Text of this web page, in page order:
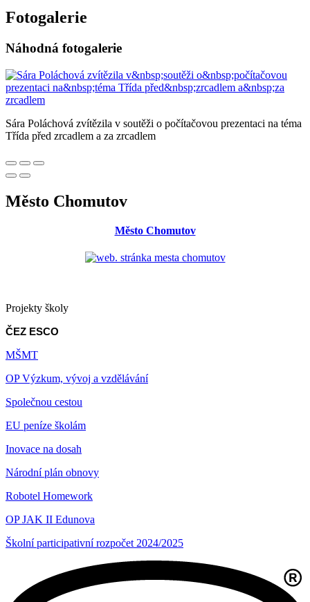
Fotogalerie
Náhodná fotogalerie
Sára Poláchová zvítězila v soutěži o počítačovou prezentaci na téma
Třída před zrcadlem a za zrcadlem
Město Chomutov
Město Chomutov
Projekty školy
ČEZ ESCO
MŠMT
OP Výzkum, vývoj a vzdělávání
Společnou cestou
EU peníze školám
Inovace na dosah
Národní plán obnovy
Robotel Homework
OP JAK II Edunova
Školní participativní rozpočet 2024/2025